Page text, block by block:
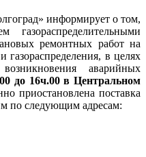
информирует о том,
ремонтных работ на
газораспределения, в целях
аварийных
до 16ч.00 в Центральном
приостановлена поставка
по следующим адресам: